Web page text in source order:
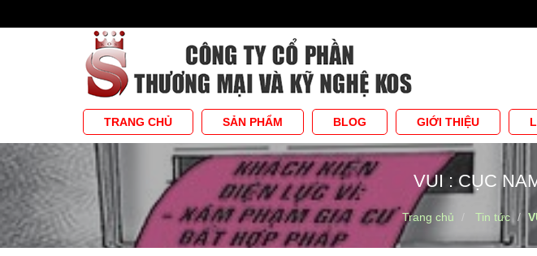
TRANG CHỦ SẢN PHẨM BLOG GIỚI THIỆU
VUI : CỤC
Trang chủ Tin tức